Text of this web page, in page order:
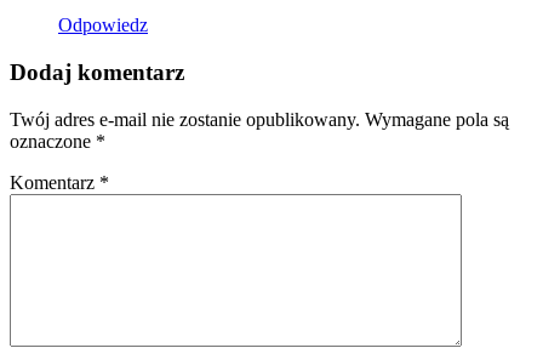
Odpowiedz
Dodaj komentarz
Twój adres e-mail nie zostanie opublikowany. Wymagane pola są
oznaczone *
Komentarz *